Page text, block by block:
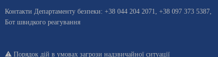
Контакти Департаменту безпеки: +38 044 204 2071, +38 097 373 5387,
Бот швидкого реагування
⚠️ Порядок дій в умовах загрози надзвичайної ситуації